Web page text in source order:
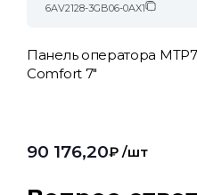
6AV2128-3GB06-0AX1
Панель оператора
Comfort 7"
90 176,20₽ /шт